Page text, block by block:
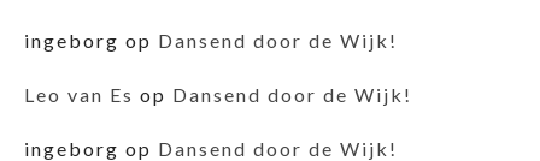
ingeborg op Dansend door de Wijk!
Leo van Es op Dansend door de Wijk!
ingeborg op Dansend door de Wijk!